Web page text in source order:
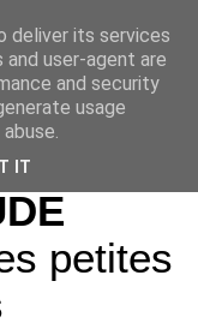
petites
deliver its services
user-agent are
and security
usage
IT